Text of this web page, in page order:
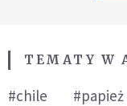
TEMATY W
#chile